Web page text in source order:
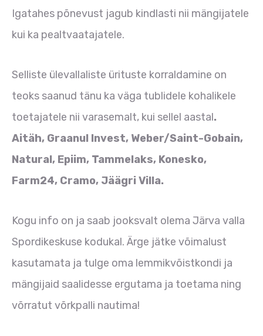
Igatahes põnevust jagub kindlasti nii mängijatele
kui ka pealtvaatajatele.
Selliste ülevallaliste ürituste korraldamine on
teoks saanud tänu ka väga tublidele kohalikele
toetajatele nii varasemalt, kui sellel aastal.
Aitäh, Graanul Invest, Weber/Saint-Gobain,
Natural, Epiim, Tammelaks, Konesko,
Farm24, Cramo, Jäägri Villa.
Kogu info on ja saab jooksvalt olema Järva valla
Spordikeskuse kodukal. Ärge jätke võimalust
kasutamata ja tulge oma lemmikvõistkondi ja
mängijaid saalidesse ergutama ja toetama ning
võrratut võrkpalli nautima!